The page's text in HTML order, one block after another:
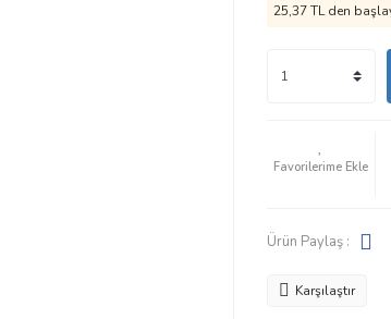
25,37 TL den
Ürün Paylaş :
Karşılaştır